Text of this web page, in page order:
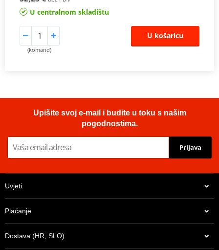
U centralnom skladištu
(komand)
U košaricu
Upišite svoj e-mail i budite u toku s našim
pogodnostima.
Prijava
Uvjeti
Plaćanje
Dostava (HR, SLO)